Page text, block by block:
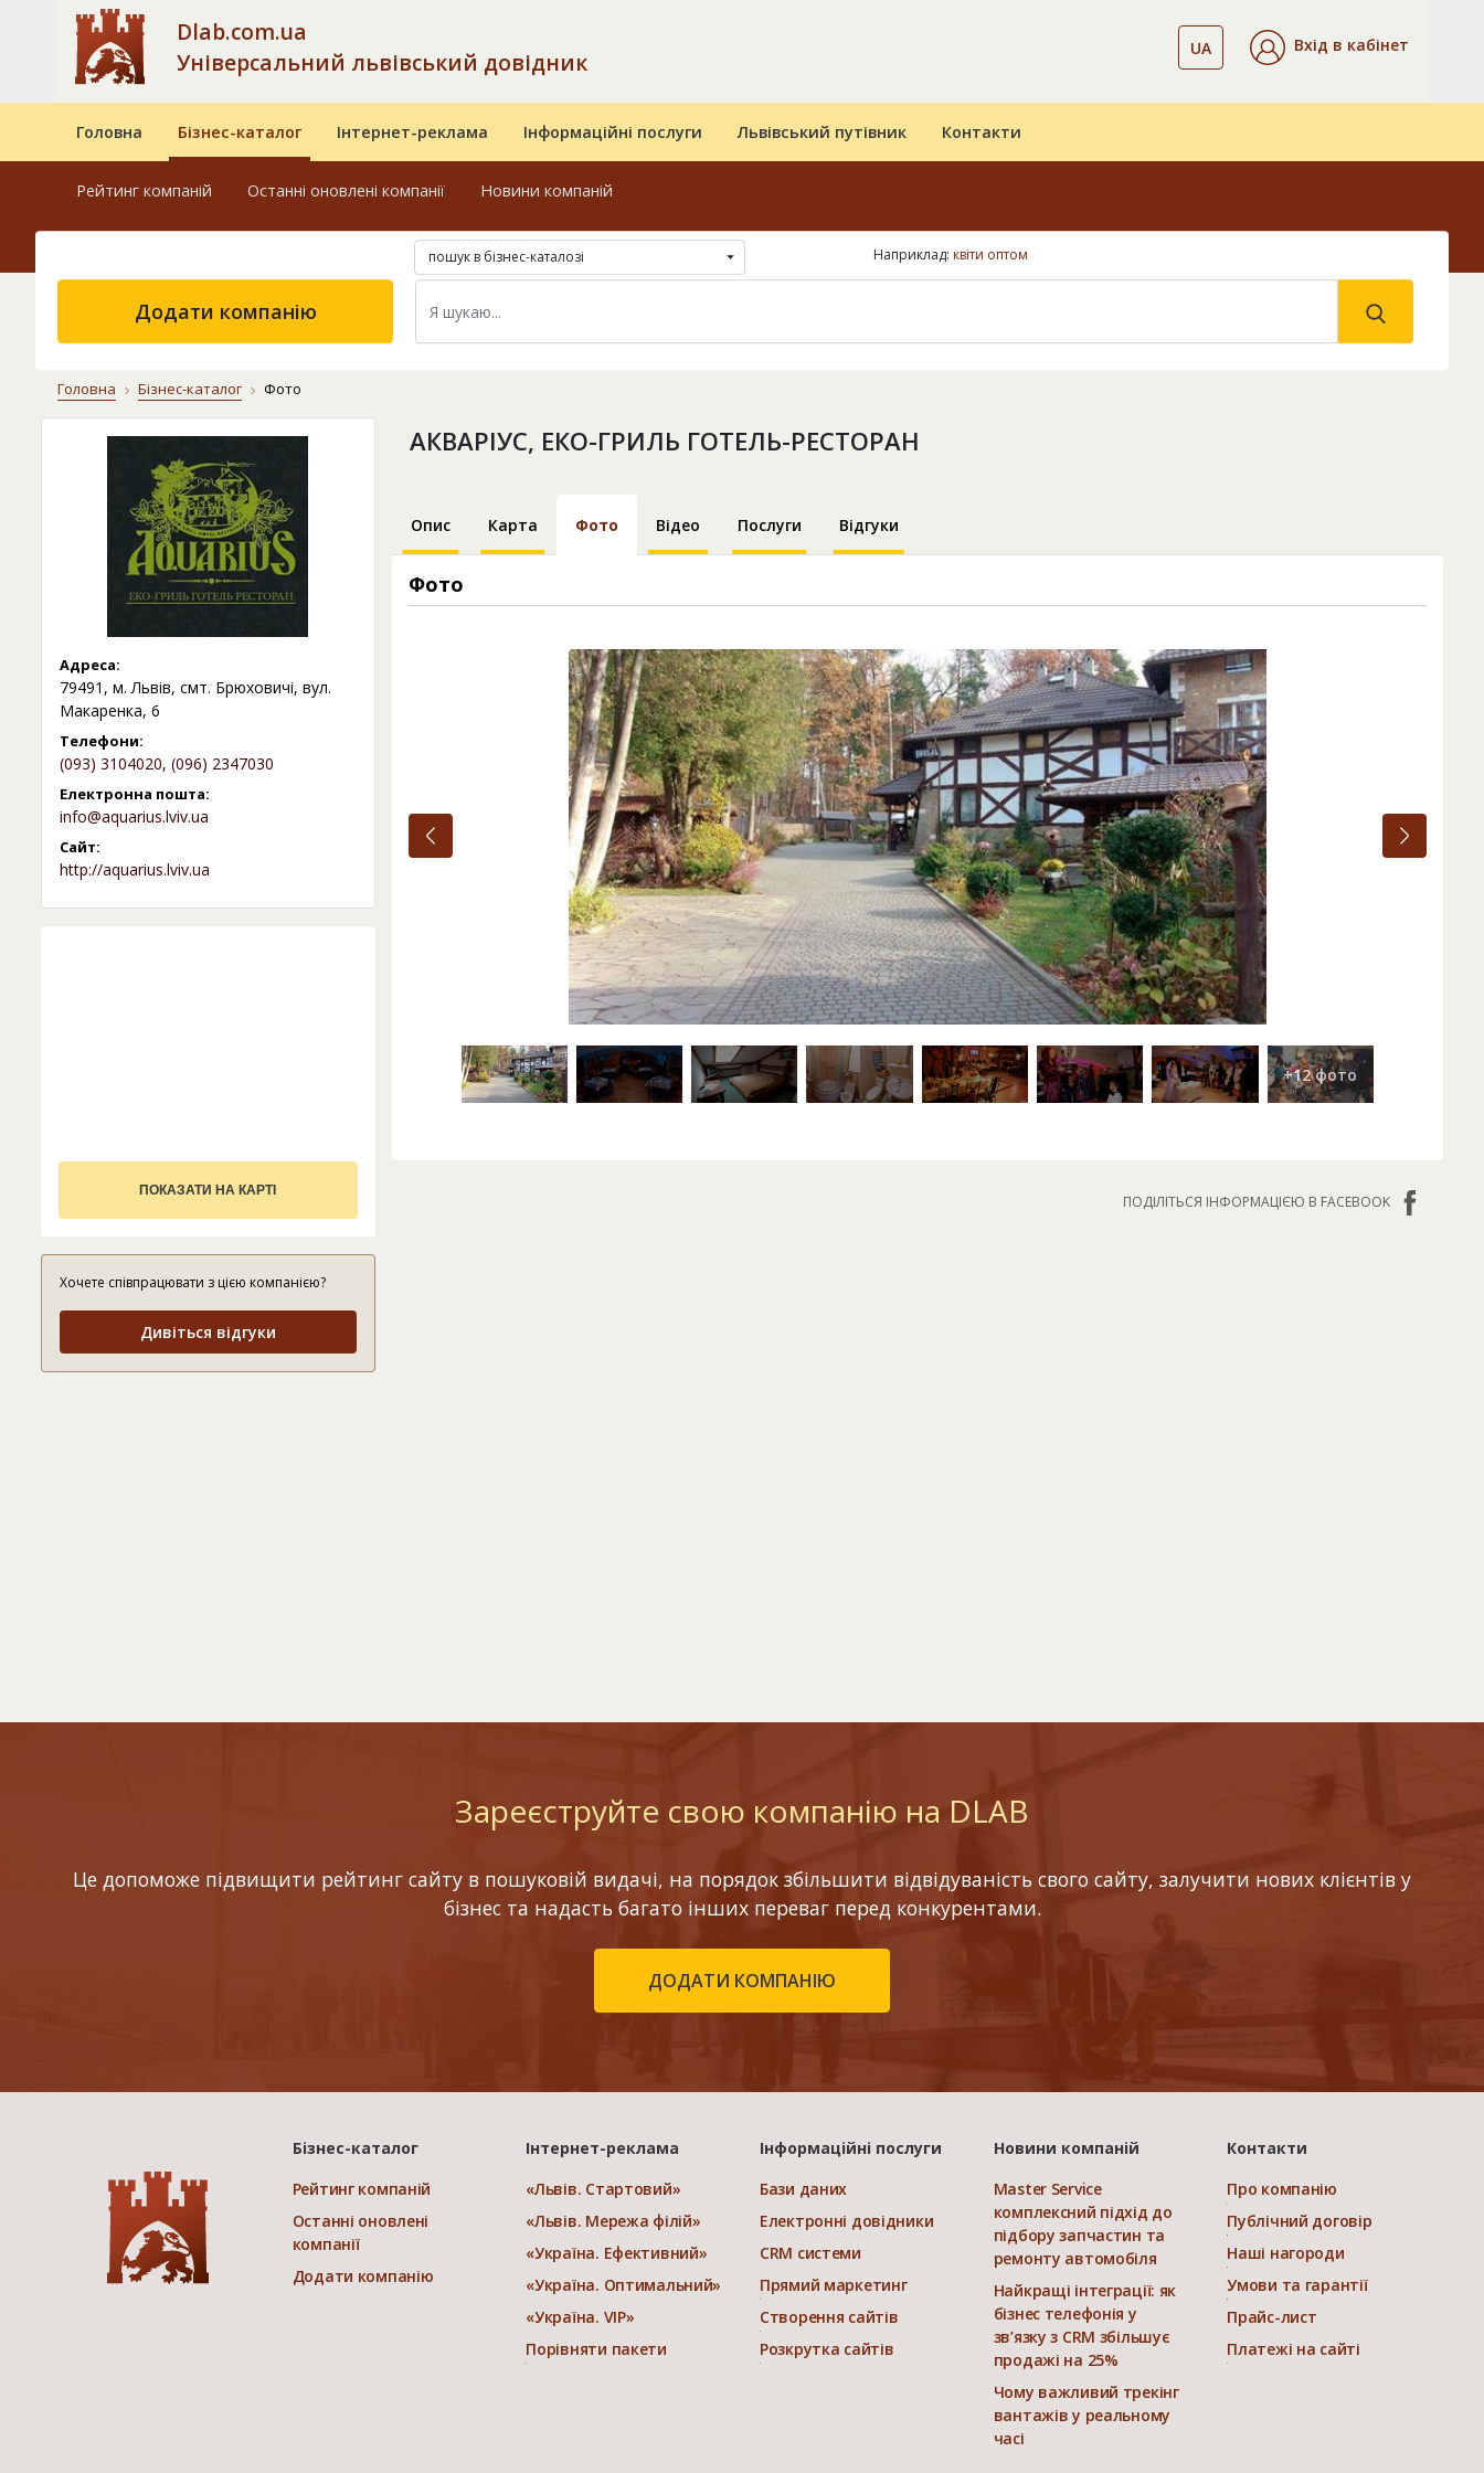
Dlab.com.ua
Універсальний львівський довідник
UA Вхід в кабінет
Головна Бізнес-каталог Інтернет-реклама Інформаційні послуги Львівський путівник Контакти
Рейтинг компаній Останні оновлені компанії Новини компаній
пошук в бізнес-каталозі Наприклад: квіти оптом
Додати компанію
Головна Бізнес-каталог Фото
Адреса:
79491, м. Львів, смт. Брюховичі, вул.
Макаренка, 6
Телефони:
(093) 3104020, (096) 2347030
Електронна пошта:
info@aquarius.lviv.ua
Сайт:
http://aquarius.lviv.ua
ПОКАЗАТИ НА КАРТІ
Хочете співпрацювати з цією компанією?
Дивіться відгуки
АКВАРІУС, ЕКО-ГРИЛЬ ГОТЕЛЬ-РЕСТОРАН
Опис Карта Фото Відео Послуги Відгуки
Фото
ПОДІЛІТЬСЯ ІНФОРМАЦІЄЮ В FACEBOOK
Зареєструйте свою компанію на DLAB
Це допоможе підвищити рейтинг сайту в пошуковій видачі, на порядок збільшити відвідуваність свого сайту, залучити нових клієнтів у
бізнес та надасть багато інших переваг перед конкурентами.
ДОДАТИ КОМПАНІЮ
Бізнес-каталог
Рейтинг компаній
Останні оновлені
компанії
Додати компанію
Інтернет-реклама
«Львів. Стартовий»
«Львів. Мережа філій»
«Україна. Ефективний»
«Україна. Оптимальний»
«Україна. VIP»
Порівняти пакети
Інформаційні послуги
Бази даних
Електронні довідники
CRM системи
Прямий маркетинг
Створення сайтів
Розкрутка сайтів
Новини компаній
Master Service
комплексний підхід до
підбору запчастин та
ремонту автомобіля
Найкращі інтеграції: як
бізнес телефонія у
зв’язку з CRM збільшує
продажі на 25%
Чому важливий трекінг
вантажів у реальному
часі
Контакти
Про компанію
Публічний договір
Наші нагороди
Умови та гарантії
Прайс-лист
Платежі на сайті